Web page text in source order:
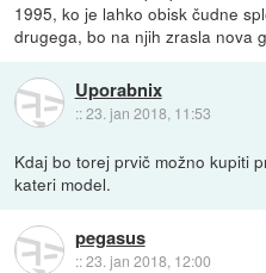
1995, ko je lahko obisk čudne
drugega, bo na njih zrasla nova
Uporabnix
::23. jan 2018, 11:53
Kdaj bo torej prvič možno kupiti
kateri model.
pegasus
::23. jan 2018, 12:00